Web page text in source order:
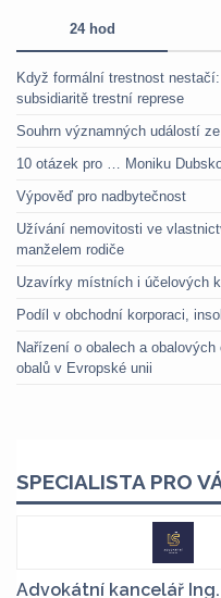
24 hod
Když formální trestnost
subsidiaritě trestní represe
Souhrn významných událostí
10 otázek pro … Moniku
Výpověď pro nadbytečnost
Užívání nemovitosti ve
manželem rodiče
Uzavírky místních i účelových
Podíl v obchodní korporaci,
Nařízení o obalech a
obalů v Evropské unii